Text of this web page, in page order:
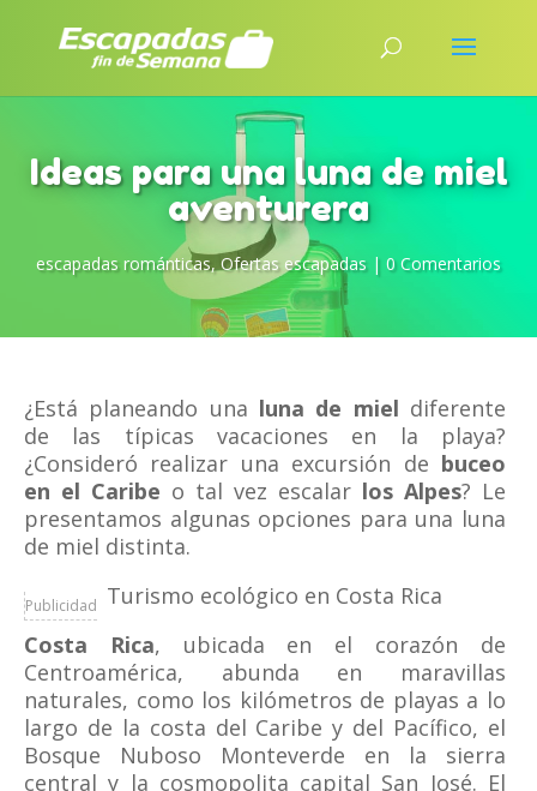
Ideas para una luna de miel
aventurera
escapadas románticas, Ofertas escapadas| 0 Comentarios
¿Está planeando una luna de miel diferente
de las típicas vacaciones en la playa?
¿Consideró realizar una excursión de buceo
en el Caribe o tal vez escalar los Alpes? Le
presentamos algunas opciones para una luna
de miel distinta.
Publicidad Turismo ecológico en Costa Rica
Costa Rica, ubicada en el corazón de
Centroamérica, abunda en maravillas
naturales, como los kilómetros de playas a lo
largo de la costa del Caribe y del Pacífico, el
Bosque Nuboso Monteverde en la sierra
central y la cosmopolita capital San José. El